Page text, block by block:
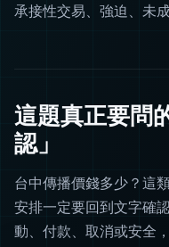
承接性交易、強迫、未
這題真正要問
認」
台中傳播價錢多少？這
安排一定要回到文字確
動、付款、取消或安全